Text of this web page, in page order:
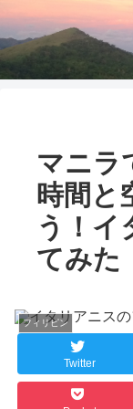
マニラ
時間と
う！イ
てみた
フィリピン
Twitter